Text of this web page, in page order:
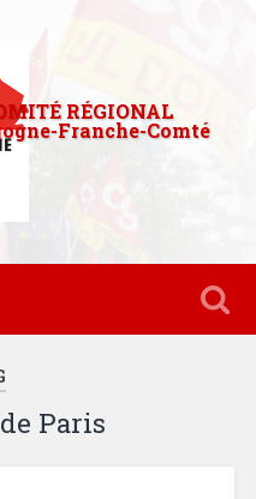
RÉGIONAL
Franche-Comté
Paris